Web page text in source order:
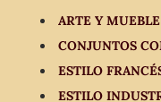
ARTE Y
CONJUNTOS
ESTILO
ESTILO